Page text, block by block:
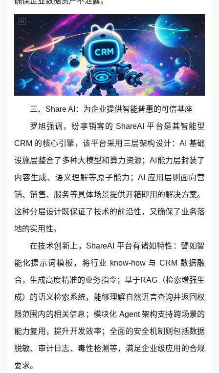
三、Share AI：为企业提供智能普惠的可信基座
罗旭强调，纷享销客的 ShareAI 平台是其智能型
CRM 的核心引擎，该平台采用三层架构设计：AI 基础
设施层整合了多种大模型和算力资源；AI能力层封装了
内容生成、语义理解等原子能力；AI 应用层则面向营
销、销售、服务等具体场景提供开箱即用的解决方案。
这种分层设计既保证了技术的前沿性，又确保了业务落
地的实用性。
在技术创新上，ShareAI 平台有诸如特性：譬如智
能化提示词模板，将行业 know-how 与 CRM 数据融
合，生成高度精准的业务指令；基于RAG（检索增强生
成）的语义检索系统，能够理解自然语言查询并返回权
限范围内的相关信息；模块化 Agent 架构支持跨场景的
能力复用，提升开发效率；全面的安全机制则包括数据
脱敏、审计日志、毒性检测等，满足企业级应用的合规
要求。